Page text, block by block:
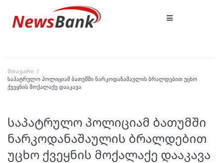
მთავარი /
საპატრულო პოლიციამ ბათუმში ნარკოდანაშაულის ბრალდებით უცხო
ქვეყნის მოქალაქე დააკავა
საპატრულო პოლიციამ ბათუმში
ნარკოდანაშაულის ბრალდებით
უცხო ქვეყნის მოქალაქე დააკავა